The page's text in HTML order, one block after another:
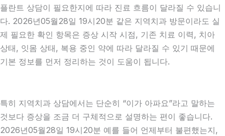
플란트 상담이 필요한지에 따라 진료 흐름이 달라질 수 있습니
다. 2026년05월28일 19시20분 같은 지역치과 방문이라도 실
제 필요한 확인 항목은 증상 시작 시점, 기존 치료 이력, 치아
상태, 잇몸 상태, 복용 중인 약에 따라 달라질 수 있기 때문에
기본 정보를 먼저 정리하는 것이 도움이 됩니다.
특히 지역치과 상담에서는 단순히 “이가 아파요”라고 말하는
것보다 증상을 조금 더 구체적으로 설명하는 편이 좋습니다.
2026년05월28일 19시20분 예를 들어 언제부터 불편했는지,